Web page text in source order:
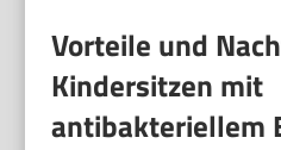
Vorteile und
Kindersitzen mit
antibakteriellem